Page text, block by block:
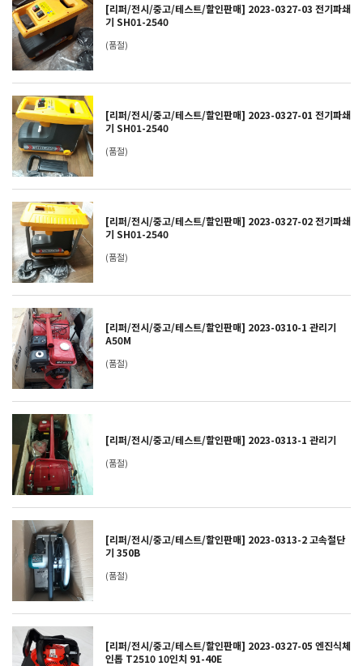
[리퍼/전시/중고/테스트/할인판매] 2023-0327-03 전기파쇄
기 SH01-2540
(품절)
[리퍼/전시/중고/테스트/할인판매] 2023-0327-01 전기파쇄
기 SH01-2540
(품절)
[리퍼/전시/중고/테스트/할인판매] 2023-0327-02 전기파쇄
기 SH01-2540
(품절)
[리퍼/전시/중고/테스트/할인판매] 2023-0310-1 관리기
A50M
(품절)
[리퍼/전시/중고/테스트/할인판매] 2023-0313-1 관리기
(품절)
[리퍼/전시/중고/테스트/할인판매] 2023-0313-2 고속절단
기 350B
(품절)
[리퍼/전시/중고/테스트/할인판매] 2023-0327-05 엔진식체
인톱 T2510 10인치 91-40E